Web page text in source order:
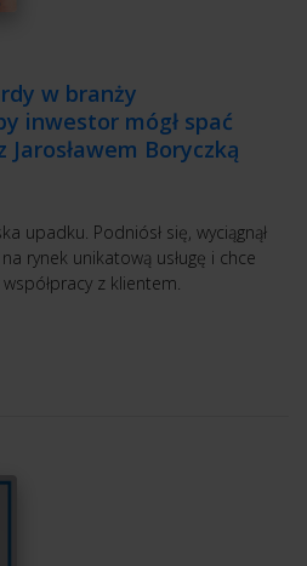
w branży
inwestor mógł spać
Boryczką
upadku. Podniósł się, wyciągnął
rynek unikatową usługę i chce
z klientem.